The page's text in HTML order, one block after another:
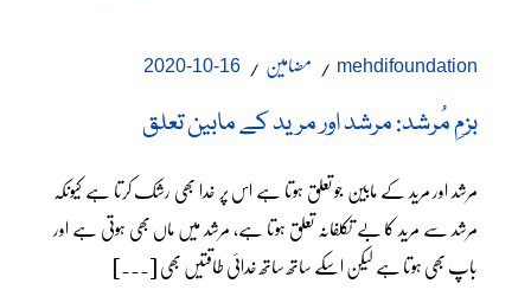
mehdifoundation مضامین 16-10-2020
بزمِ مُرشد: مرشد اور مرید کے مابین تعلق
مرشد اور مرید کے مابین جو تعلق ہوتا ہے اس پر خدا بھی رشک کرتا ہے کیونکہ
مرشد سے مرید کا بے تکلفانہ تعلق ہوتا ہے، مرشد میں ماں بھی ہوتی ہے اور
باپ بھی ہوتا ہے لیکن اسکے ساتھ ساتھ خدائی طاقتیں بھی [...]